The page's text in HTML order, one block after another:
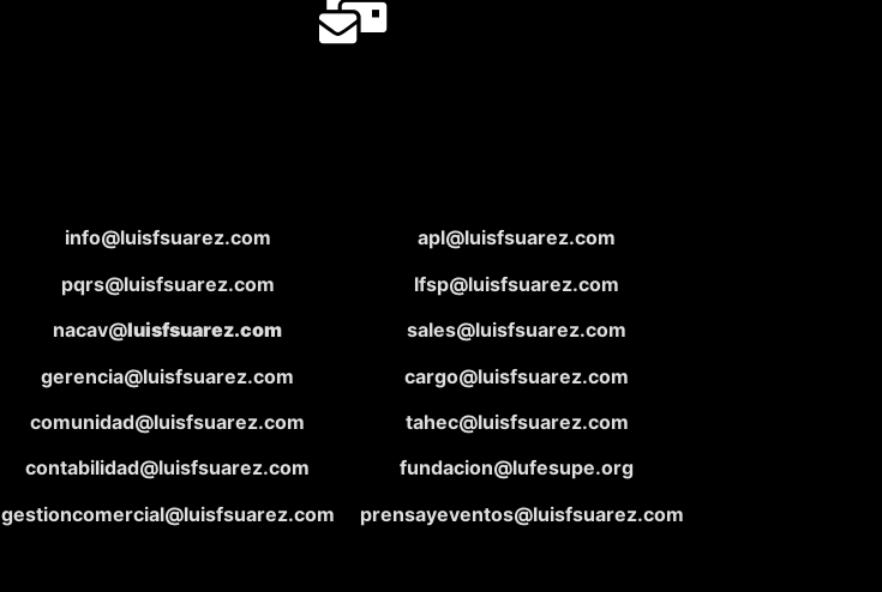
info@luisfsuarez.com
pqrs@luisfsuarez.com
nacav@luisfsuarez.com
gerencia@luisfsuarez.com
comunidad@luisfsuarez.com
contabilidad@luisfsuarez.com
gestioncomercial@luisfsuarez.com
apl@luisfsuarez.com
lfsp@luisfsuarez.com
sales@luisfsuarez.com
cargo@luisfsuarez.com
tahec@luisfsuarez.com
fundacion@lufesupe.org
prensayeventos@luisfsuarez.com